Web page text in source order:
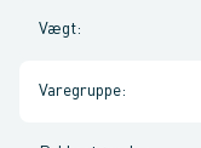
Vægt:
Varegruppe: